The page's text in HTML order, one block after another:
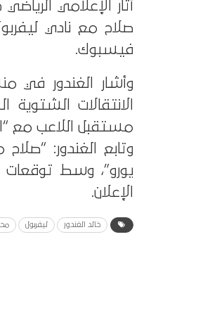
أثار الإعلامي
صلاح مع نادي
فيسبوك.
وأشار الغندور في
مستقبل اللاعب مع
يورو”، وسط توقعات
الإعلان.
خالد الغندور ليفربول